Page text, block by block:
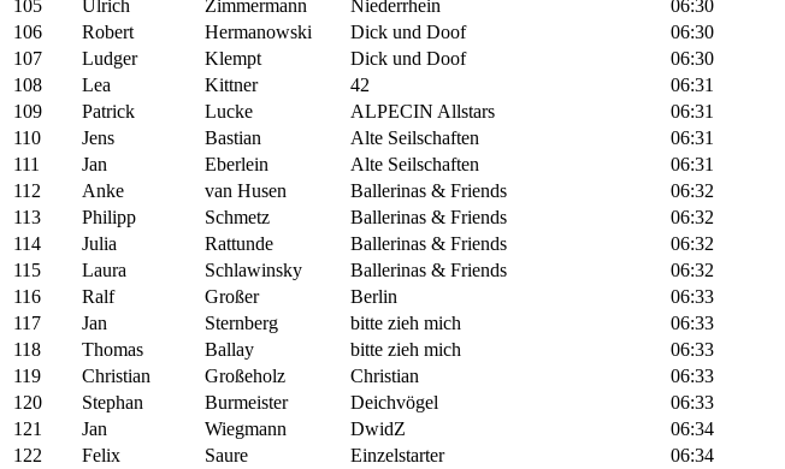
105
Ulrich Zimmermann Niederrhein
06:30
106
Robert Hermanowski Dick und Doof
06:30
107
Ludger Klempt Dick und Doof
06:30
108
Lea Kittner 42
06:31
109
Patrick Lucke ALPECIN Allstars
06:31
110
Jens Bastian Alte Seilschaften
06:31
111
Jan Eberlein Alte Seilschaften
06:31
112
Anke van Husen Ballerinas & Friends
06:32
113
Philipp Schmetz Ballerinas & Friends
06:32
114
Julia Rattunde Ballerinas & Friends
06:32
115
Laura Schlawinsky Ballerinas & Friends
06:32
116
Ralf Großer Berlin
06:33
117
Jan Sternberg bitte zieh mich
06:33
118
Thomas Ballay bitte zieh mich
06:33
119
Christian Großeholz Christian
06:33
120
Stephan Burmeister Deichvögel
06:33
121
Jan Wiegmann DwidZ
06:34
122
Felix Saure Einzelstarter
06:34